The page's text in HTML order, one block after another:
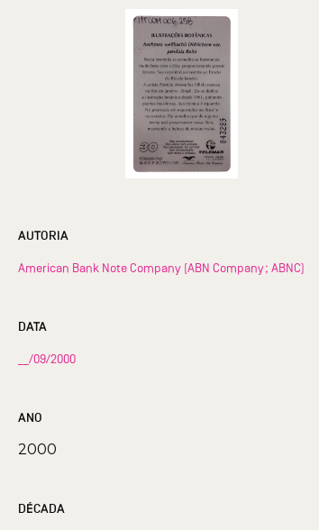
AUTORIA
American Bank Note Company (ABN Company; ABNC)
DATA
__/09/2000
ANO
2000
DÉCADA